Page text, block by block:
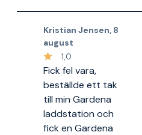
Kristian Jensen, 8
august
1,0
Fick fel vara,
beställde ett tak
till min Gardena
laddstation och
fick en Gardena